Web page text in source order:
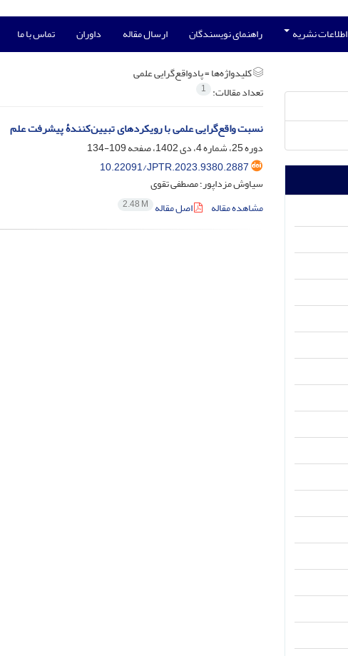
اطلاعات نشریه راهنمای نویسندگان ارسال مقاله داوران تماس با ما
کلیدواژه‌ها =پادواقع‌گرایی علمی
تعداد مقالات: 1
نسبت واقع‌گرایی علمی با رویکردهای تبیین‌کنندۀ پیشرفت علم
دوره 25، شماره 4، دی 1402، صفحه
109-134
10.22091/JPTR.2023.9380.2887
سیاوش مزداپور؛ مصطفی تقوی
مشاهده مقاله
اصل مقاله 2.48 M